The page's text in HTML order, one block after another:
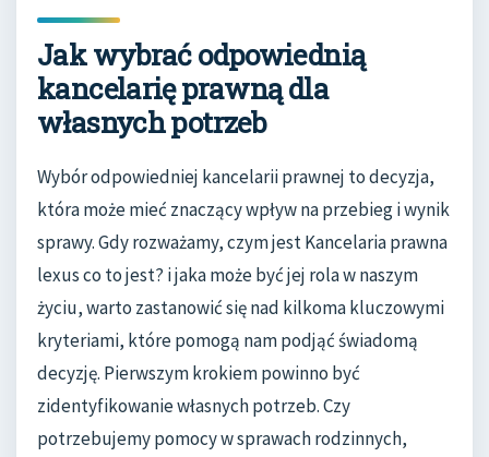
Jak wybrać odpowiednią
kancelarię prawną dla
własnych potrzeb
Wybór odpowiedniej kancelarii prawnej to decyzja,
która może mieć znaczący wpływ na przebieg i wynik
sprawy. Gdy rozważamy, czym jest Kancelaria prawna
lexus co to jest? i jaka może być jej rola w naszym
życiu, warto zastanowić się nad kilkoma kluczowymi
kryteriami, które pomogą nam podjąć świadomą
decyzję. Pierwszym krokiem powinno być
zidentyfikowanie własnych potrzeb. Czy
potrzebujemy pomocy w sprawach rodzinnych,